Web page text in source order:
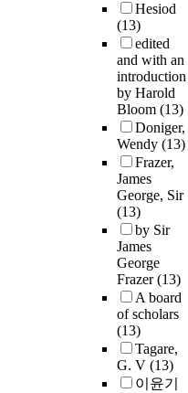
Hesiod
(13)
edited
and with an
introduction
by Harold
Bloom (13)
Doniger,
Wendy (13)
Frazer,
James
George, Sir
(13)
by Sir
James
George
Frazer(13)
A board
of scholars
(13)
Tagare,
G. V (13)
이윤기